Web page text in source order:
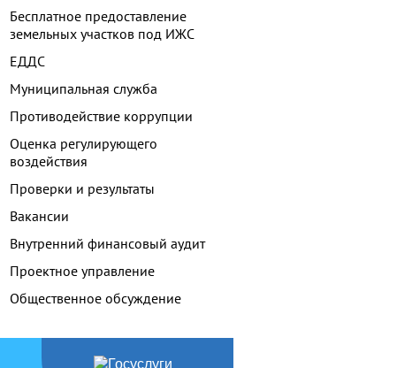
Бесплатное предоставление
земельных участков под ИЖС
ЕДДС
Муниципальная служба
Противодействие коррупции
Оценка регулирующего
воздействия
Проверки и результаты
Вакансии
Внутренний финансовый аудит
Проектное управление
Общественное обсуждение